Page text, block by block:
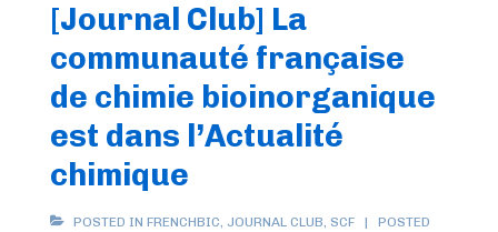
[Journal Club] La
communauté française
de chimie bioinorganique
est dans l’Actualité
chimique
POSTED IN FRENCHBIC, JOURNAL CLUB, SCF
POSTED